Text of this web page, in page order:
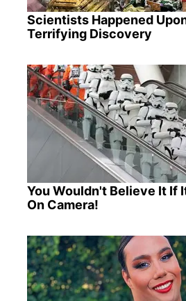
Scientists Happened
Terrifying Discovery
You Wouldn't Believe It If
On Camera!